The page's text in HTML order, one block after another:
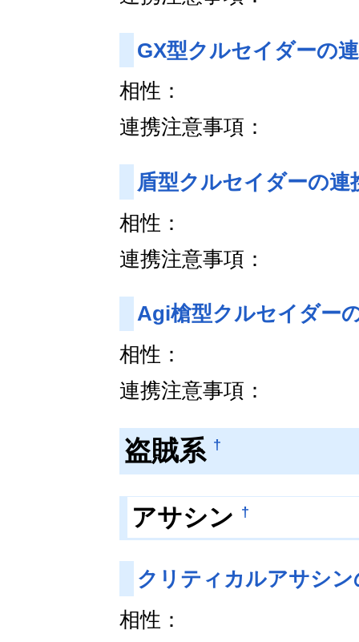
GX型クルセイダーの
相性：
連携注意事項：
盾型クルセイダーの連
相性：
連携注意事項：
Agi槍型クルセイダー
相性：
連携注意事項：
盗賊系 †
アサシン †
クリティカルアサシン
相性：